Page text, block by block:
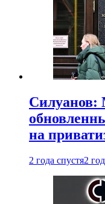
Силуанов:
на
2 года спустя2